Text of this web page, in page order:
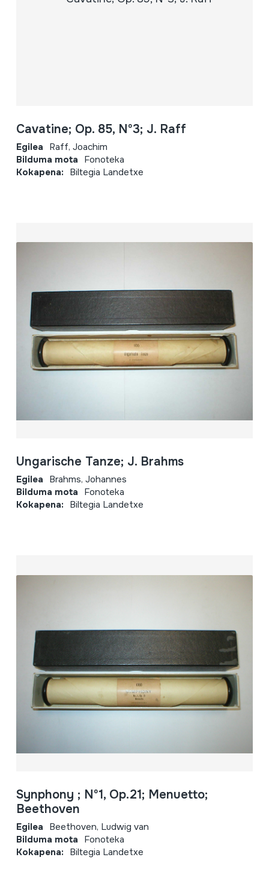
Cavatine; Op. 85, Nº3; J. Raff
Egilea Raff, Joachim
Bilduma mota Fonoteka
Kokapena: Biltegia Landetxe
Ungarische Tanze; J. Brahms
Egilea Brahms, Johannes
Bilduma mota Fonoteka
Kokapena: Biltegia Landetxe
Synphony ; Nº1, Op.21; Menuetto;
Beethoven
Egilea Beethoven, Ludwig van
Bilduma mota Fonoteka
Kokapena: Biltegia Landetxe